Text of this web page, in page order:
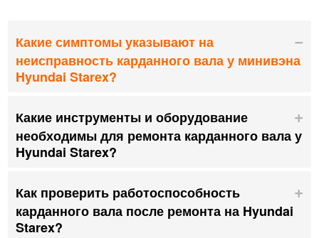
Какие симптомы указывают на
неисправность карданного вала у минивэна
Hyundai Starex?
Какие инструменты и оборудование
необходимы для ремонта карданного вала у
Hyundai Starex?
Как проверить работоспособность
карданного вала после ремонта на Hyundai
Starex?